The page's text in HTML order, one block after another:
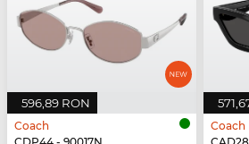
596,89 RON
Coach
Coach